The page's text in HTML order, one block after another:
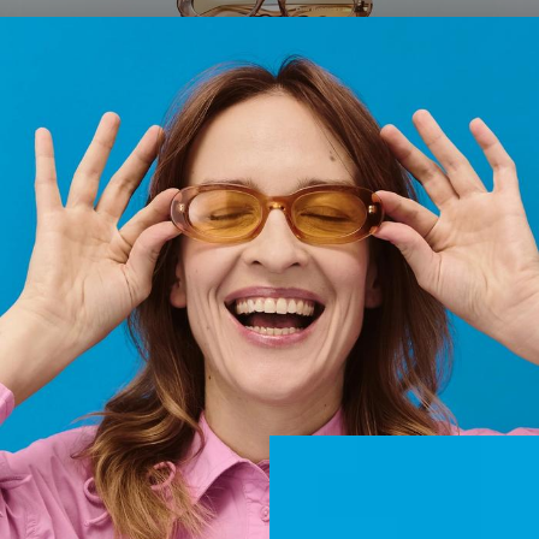
Die Bügel? Nicht einfach Bügel. Echte Cut-ins, die
grafische Streifen ins Material schneiden – aus
vollwertigem Acetat. Oder wellenförmig modellierte
Bügel, als hätte das Material seinen eigenen Rhythmus
entwickelt. Die Formen? Bold, verspielt, absolut
unübersehbar. Brillen, die dich nicht fragen, ob du bereit
bist – sie gehen einfach vor. Als Hommage an kreative
Transformation entstand gemeinsam mit Tina auch „Die
Skulptur“ – mit KI entworfen und in 3D gedruckt. Sie
diente uns als Bühne für die Frames – und als stiller
Reminder, dass gute Ideen selten brav sind.